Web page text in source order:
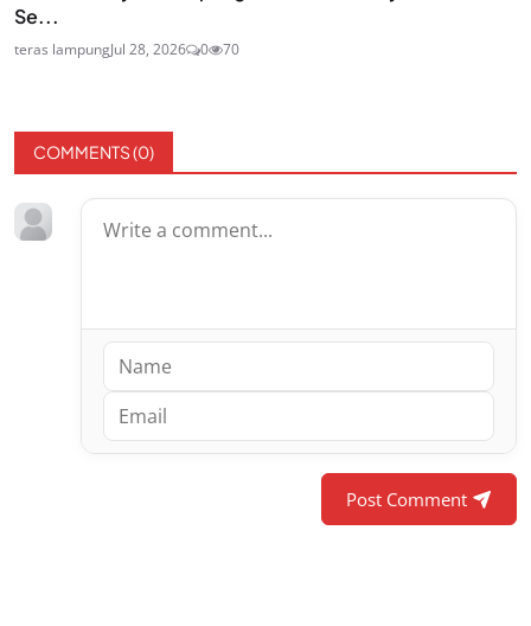
Se...
teras lampungJul 28, 2026 0 70
COMMENTS (0)
Post Comment